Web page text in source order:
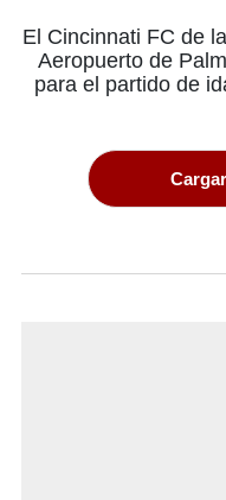
El Cincinnati FC de
Aeropuerto de
para el partido de